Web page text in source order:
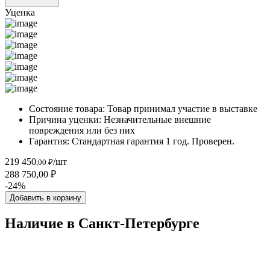
Уценка
Состояние товара: Товар принимал участие в выставке
Причина уценки: Незначительные внешние
повреждения или без них
Гарантия: Стандартная гарантия 1 год. Проверен.
219 450 ,00 ₽/шт
288 750,00 ₽
-24%
Добавить в корзину
Наличие в Санкт-Петербургe